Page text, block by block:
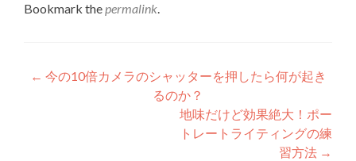
Bookmark thepermalink.
Post
navigation
← 今の10倍カメラのシャッターを押したら何が起き
るのか？
地味だけど効果絶大！ポー
トレートライティングの練
習方法 →